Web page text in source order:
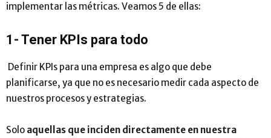
implementar las métricas. Veamos 5 de ellas:
1- Tener KPIs para todo
Definir KPIs para una empresa es algo que debe
planificarse, ya que no es necesario medir cada aspecto de
nuestros procesos y estrategias.
Solo aquellas que inciden directamente en nuestra